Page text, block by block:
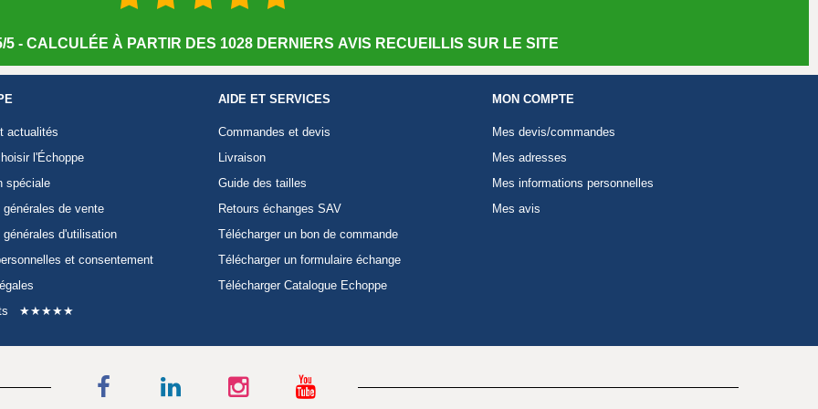
5 - CALCULÉE À PARTIR DES 1028 DERNIERS AVIS RECUEILLIS SUR LE SITE
actualités
l'Échoppe
spéciale
générales de vente
générales d'utilisation
et consentement
★★★★★
AIDE ET SERVICES
Commandes et devis
Livraison
Guide des tailles
Retours échanges SAV
Télécharger un bon de commande
Télécharger un formulaire échange
Télécharger Catalogue Echoppe
MON COMPTE
Mes devis/commandes
Mes adresses
Mes informations personnelles
Mes avis